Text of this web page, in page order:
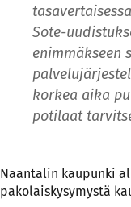
Sote-
enimmäkseen
korkea aika
potilaat
Naantalin kaupunki
pakolaiskysymystä